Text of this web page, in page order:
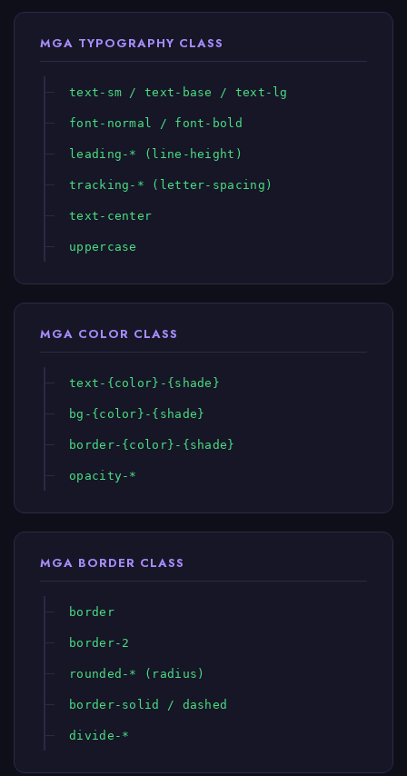
MGA TYPOGRAPHY CLASS
text-sm / text-base / text-lg
font-normal / font-bold
leading-* (line-height)
tracking-* (letter-spacing)
text-center
uppercase
MGA COLOR CLASS
text-{color}-{shade}
bg-{color}-{shade}
border-{color}-{shade}
opacity-*
MGA BORDER CLASS
border
border-2
rounded-* (radius)
border-solid / dashed
divide-*